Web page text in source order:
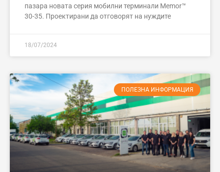
пазара новата серия мобилни терминали Memor™
30-35. Проектирани да отговорят на нуждите
18/07/2024
ПОЛЕЗНА ИНФОРМАЦИЯ